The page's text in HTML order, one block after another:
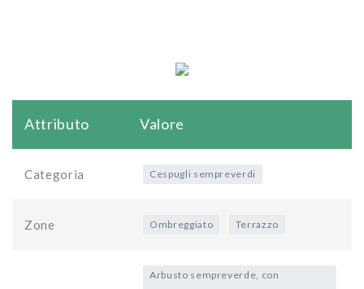
Attributo Valore
Categoria Cespugli sempreverdi
Zone Ombreggiato Terrazzo
Arbusto sempreverde, con